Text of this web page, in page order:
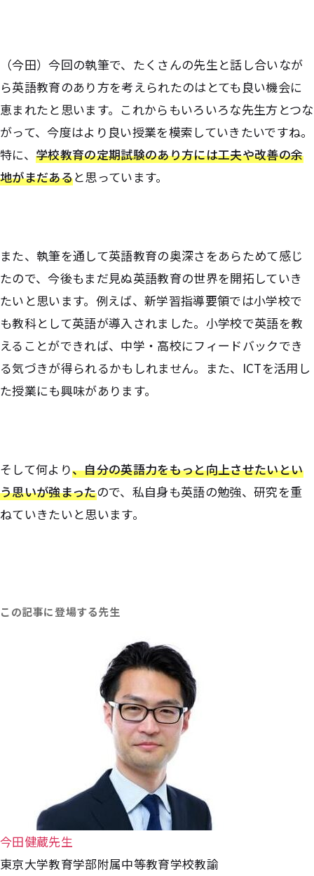
（今田）今回の執筆で、たくさんの先生と話し合いなが
ら英語教育のあり方を考えられたのはとても良い機会に
恵まれたと思います。これからもいろいろな先生方とつな
がって、今度はより良い授業を模索していきたいですね。
特に、学校教育の定期試験のあり方には工夫や改善の余
地がまだあると思っています。
また、執筆を通して英語教育の奥深さをあらためて感じ
たので、今後もまだ見ぬ英語教育の世界を開拓していき
たいと思います。例えば、新学習指導要領では小学校で
も教科として英語が導入されました。小学校で英語を教
えることができれば、中学・高校にフィードバックでき
る気づきが得られるかもしれません。また、ICTを活用し
た授業にも興味があります。
そして何より、自分の英語力をもっと向上させたいとい
う思いが強まったので、私自身も英語の勉強、研究を重
ねていきたいと思います。
この記事に登場する先生
今田健蔵先生
東京大学教育学部附属中等教育学校教諭